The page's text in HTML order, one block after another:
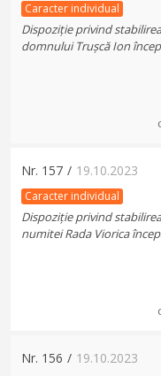
Caracter individual
Dispoziție privind
domnului Trușcă Ion
Nr. 157 / 19.10.2023
Caracter individual
Dispoziție privind
numitei Rada Viorica
Nr. 156 / 19.10.2023